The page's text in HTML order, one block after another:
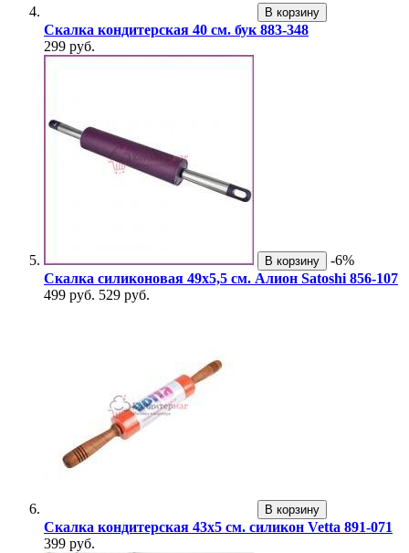
В корзину
Скалка кондитерская 40 см. бук 883-348
299 руб.
В корзину
-6%
Скалка силиконовая 49х5,5 см. Алион Satoshi 856-107
499 руб. 529 руб.
В корзину
Скалка кондитерская 43х5 см. силикон Vetta 891-071
399 руб.